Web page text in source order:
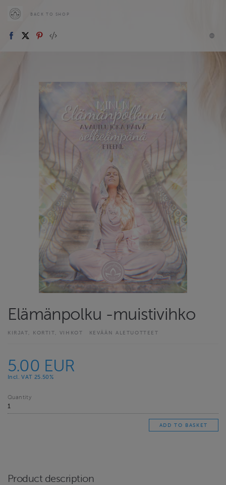
BACK TO SHOP
Elämänpolku -muistivihko
KIRJAT, KORTIT, VIHKOT KEVÄÄN ALETUOTTEET
5.00 EUR
Incl. VAT 25.50%
Quantity
Product description